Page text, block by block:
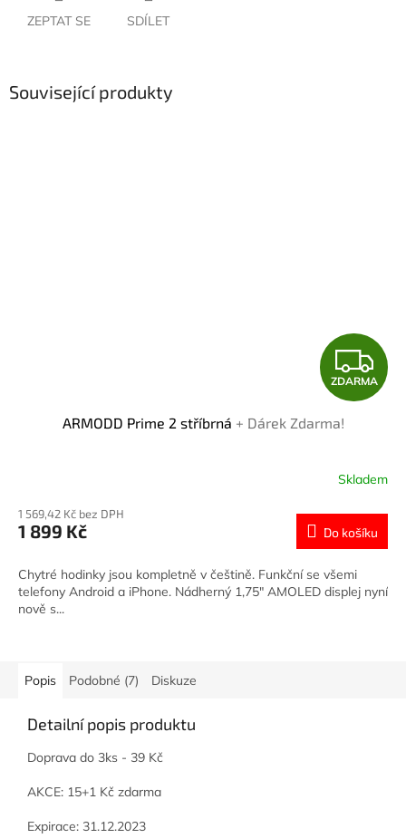
ZEPTAT SE SDÍLET
Související produkty
Z
D
R
M
A
ZDARMA
ARMODD Prime 2 stříbrná + Dárek Zdarma!
Skladem
1 569,42 Kč bez DPH
1 899 Kč Do košíku
Chytré hodinky jsou kompletně v češtině. Funkční se všemi
telefony Android a iPhone. Nádherný 1,75″ AMOLED displej nyní
nově s...
Popis Podobné (7) Diskuze
Detailní popis produktu
Doprava do 3ks - 39 Kč
AKCE: 15+1 Kč zdarma
Expirace: 31.12.2023